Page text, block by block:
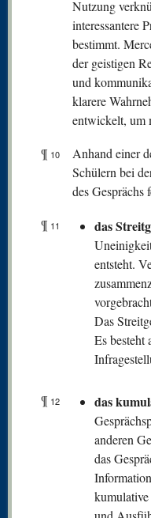
Nutzung
interessantere
bestimmt.
der geistigen
und
klarere
entwickelt, um
¶ 10
Anhand einer
Schülern bei
des Gesprächs
¶ 11 das
entsteht.
Das
Es besteht
¶ 12 das
anderen
das